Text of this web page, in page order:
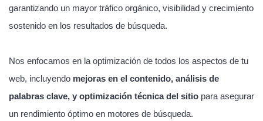
garantizando un mayor tráfico orgánico, visibilidad y crecimiento
sostenido en los resultados de búsqueda.
Nos enfocamos en la optimización de todos los aspectos de tu
web, incluyendo mejoras en el contenido, análisis de
palabras clave, y optimización técnica del sitio para asegurar
un rendimiento óptimo en motores de búsqueda.